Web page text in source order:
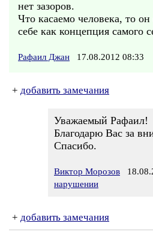
нет зазоров.
Что касаемо человека, то
себе как концепция самого
Рафаил Джан 17.08.2012 08:33
+ добавить замечания
Уважаемый Рафаил!
Благодарю Вас за
Спасибо.
Виктор Морозов
нарушении
+ добавить замечания